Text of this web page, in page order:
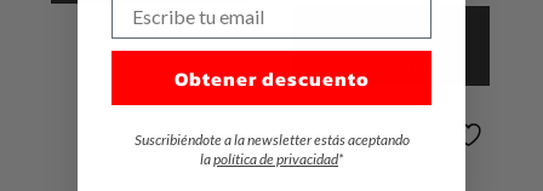
Obtener descuento
Suscribiéndote a la newsletter estás aceptando
lapolítica de privacidad*